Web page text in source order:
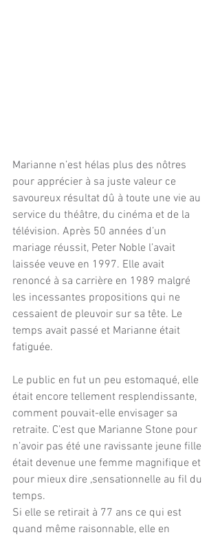
Marianne n’est hélas plus des nôtres
pour apprécier à sa juste valeur ce
savoureux résultat dû à toute une vie au
service du théâtre, du cinéma et de la
télévision. Après 50 années d’un
mariage réussit, Peter Noble l’avait
laissée veuve en 1997. Elle avait
renoncé à sa carrière en 1989 malgré
les incessantes propositions qui ne
cessaient de pleuvoir sur sa tête. Le
temps avait passé et Marianne était
fatiguée.
Le public en fut un peu estomaqué, elle
était encore tellement resplendissante,
comment pouvait-elle envisager sa
retraite. C’est que Marianne Stone pour
n’avoir pas été une ravissante jeune fille
était devenue une femme magnifique et
pour mieux dire ,sensationnelle au fil du
temps.
Si elle se retirait à 77 ans ce qui est
quand même raisonnable, elle en